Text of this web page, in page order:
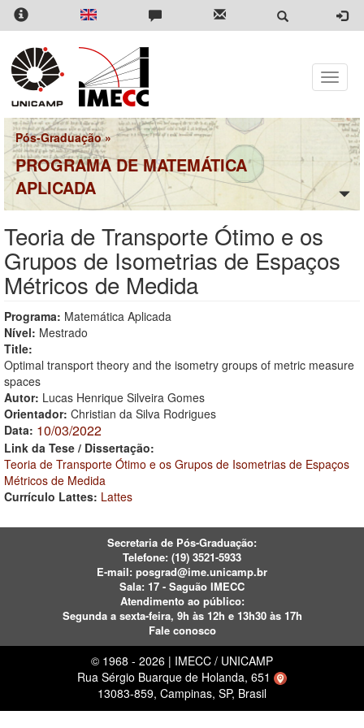
Pular
para
conteúdo
principal
Toggle
Pós-Graduação»
PROGRAMA DE MATEMÁTICA
APLICADA
Teoria de Transporte Ótimo e os
Grupos de Isometrias de Espaços
Métricos de Medida
Programa: Matemática Aplicada
Nível: Mestrado
Title:
Optimal transport theory and the isometry groups of metric measure
spaces
Autor: Lucas Henrique Silveira Gomes
Orientador: Christian da Silva Rodrigues
Data: 10/03/2022
Link da Tese / Dissertação:
Teoria de Transporte Ótimo e os Grupos de Isometrias de Espaços
Métricos de Medida
Currículo Lattes: Lattes
Secretaria de Pós-Graduação:
Telefone: (19) 3521-5933
E-mail: posgrad@ime.unicamp.br
Sala: 17 - Saguão IMECC
Atendimento ao público:
Segunda a sexta-feira, 9h às 12h e 13h30 às 17h
Fale conosco
© 1968 - 2026 | IMECC / UNICAMP
Rua Sérgio Buarque de Holanda, 651
13083-859, Campinas, SP, Brasil